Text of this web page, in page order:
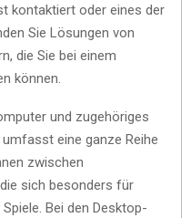
kontaktiert oder eines der
Sie Lösungen von
die Sie bei einem
können.
und zugehöriges
eine ganze Reihe
zwischen
sich besonders für
Bei den Desktop-